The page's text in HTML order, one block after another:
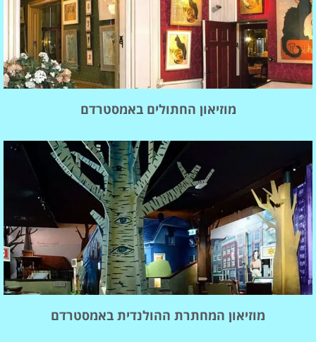
מוזיאון החתולים באמסטרדם
מוזיאון המחתרת ההולנדית באמסטרדם